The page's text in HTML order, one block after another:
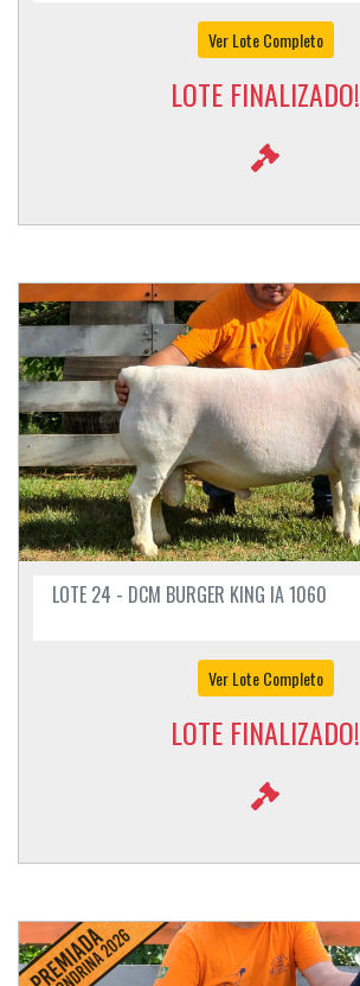
Ver Lote Completo
LOTE FINALIZADO!
LOTE 24 - DCM BURGER KING IA 1060
Ver Lote Completo
LOTE FINALIZADO!